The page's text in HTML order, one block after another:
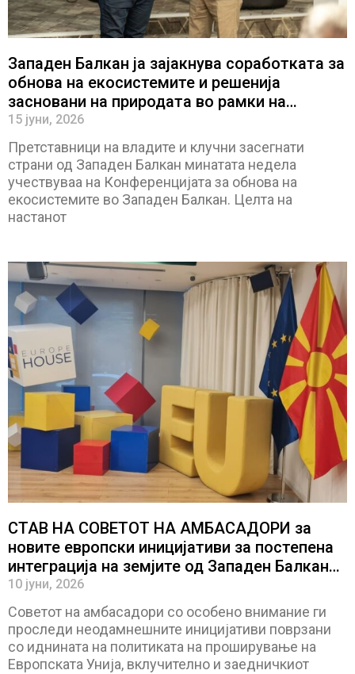
Западен Балкан ја зајакнува соработката за
обнова на екосистемите и решенија
засновани на природата во рамки на
Зелената агенда
15 јуни, 2026
Претставници на владите и клучни засегнати
страни од Западен Балкан минатата недела
учествуваа на Конференцијата за обнова на
екосистемите во Западен Балкан. Целта на
настанот
СТАВ НА СОВЕТОТ НА АМБАСАДОРИ за
новите европски иницијативи за постепена
интеграција на земјите од Западен Балкан
во Европската Унија
10 јуни, 2026
Советот на амбасадори со особено внимание ги
проследи неодамнешните иницијативи поврзани
со иднината на политиката на проширување на
Европската Унија, вклучително и заедничкиот